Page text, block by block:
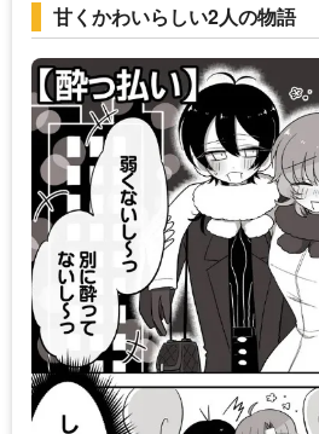
甘くかわいらしい2人の物語